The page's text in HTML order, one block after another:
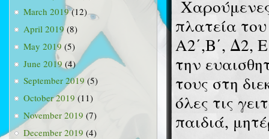
March 2019(12)
April 2019(8)
May 2019 (5)
June 2019 (4)
September 2019 (5)
October 2019 (11)
November 2019 (7)
December 2019 (4)
πλατεία
Α2΄,Β΄, Δ2,
την
τους στη
όλες τις
παιδιά,